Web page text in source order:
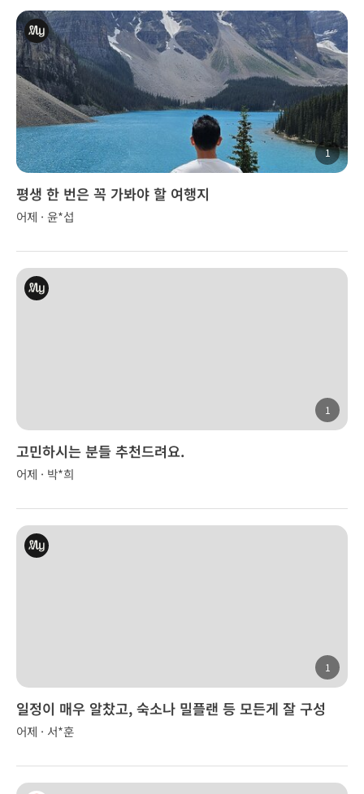
1
평생 한 번은 꼭 가봐야 할 여행지
어제 · 윤*섭
1
고민하시는 분들 추천드려요.
어제 · 박*희
1
일정이 매우 알찼고, 숙소나 밀플랜 등 모든게 잘 구성
어제 · 서*훈